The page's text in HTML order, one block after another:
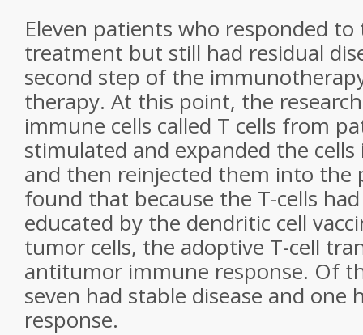
Eleven patients who responded to
treatment but still had residual
second step of the
therapy. At this point, the
immune cells called T cells from
stimulated and expanded the
and then reinjected them into the
found that because the T-cells
educated by the dendritic cell
tumor cells, the adoptive T-cell
antitumor immune response. Of
seven had stable disease and one
response.